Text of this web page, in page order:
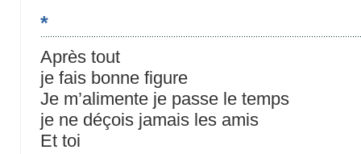
*
Après tout
je fais bonne figure
Je m’alimente je passe le temps
je ne déçois jamais les amis
Et toi